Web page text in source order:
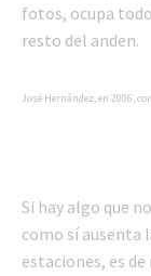
fotos, ocupa
resto del anden.
José Hernández, en 2006,
Si hay algo que
como sí ausenta
estaciones, es